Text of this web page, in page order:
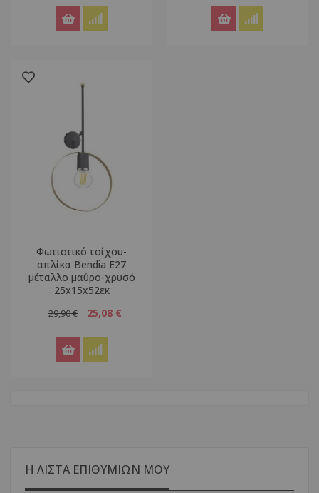
Φωτιστικό τοίχου-
απλίκα Bendia Ε27
μέταλλο μαύρο-χρυσό
25x15x52εκ
29,90 € 25,08 €
Η ΛΙΣΤΑ ΕΠΙΘΥΜΙΩΝ ΜΟΥ